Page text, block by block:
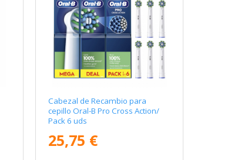
Cabezal de Recambio para
cepillo Oral-B Pro Cross Action/
Pack 6 uds
25,75 €